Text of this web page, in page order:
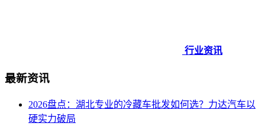
行业资讯
最新资讯
2026盘点：湖北专业的冷藏车批发如何选？力达汽车以
硬实力破局